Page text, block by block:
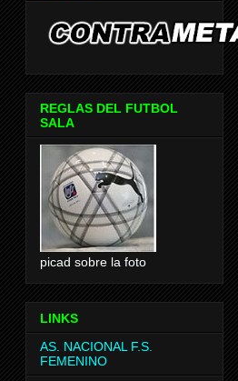
REGLAS DEL FUTBOL
SALA
picad sobre la foto
LINKS
AS. NACIONAL F.S.
FEMENINO